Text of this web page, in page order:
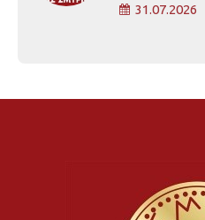
31.07.2026